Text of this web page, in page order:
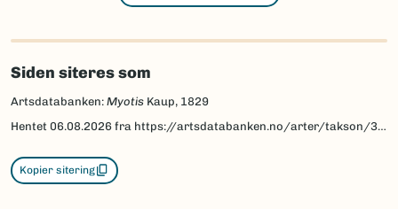
Siden siteres som
Artsdatabanken: Myotis Kaup, 1829
Hentet 06.08.2026 fra https://artsdatabanken.no/arter/takson/31149
Kopier sitering